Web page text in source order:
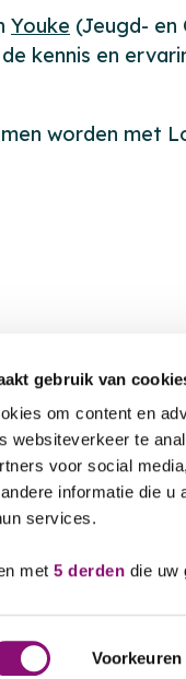
gebruik van
om content en
websiteverkeer te
voor social
informatie die
services.
met5 derden die uw
Voorkeuren
Youke (Jeugd- en
kennis en
worden met
instellingen